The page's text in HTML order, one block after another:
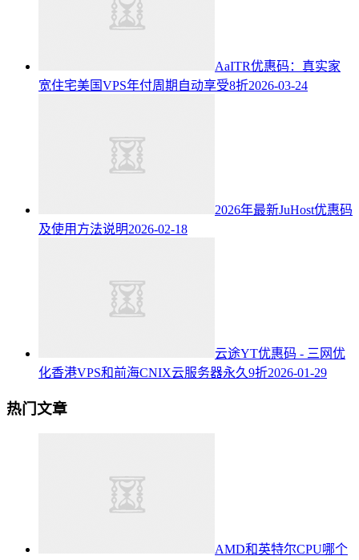
AaITR优惠码：真实家
宽住宅美国VPS年付周期自动享受8折2026-03-24
2026年最新JuHost优惠码
及使用方法说明2026-02-18
云途YT优惠码 - 三网优
化香港VPS和前海CNIX云服务器永久9折2026-01-29
热门文章
AMD和英特尔CPU哪个